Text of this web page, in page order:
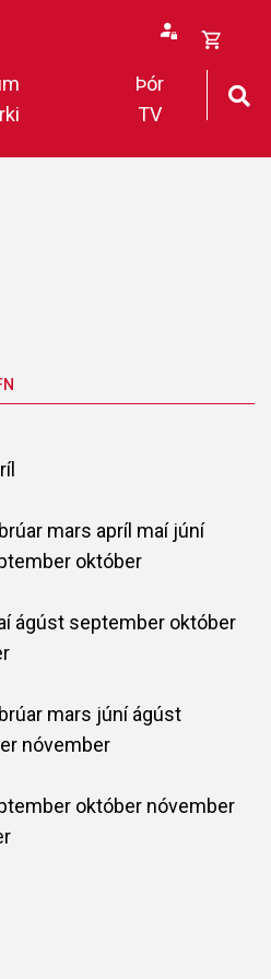
Þór
TV
Opna
körfu
mars apríl maí júní
október
ágúst september október
mars júníágúst
nóvember
október nóvember